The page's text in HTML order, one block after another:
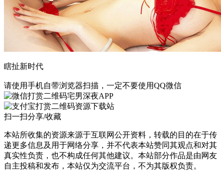
瞎扯新时代
请使用手机自带浏览器扫描，一定不要使用QQ微信
宅男深夜APP
资源下载站
扫一扫分享/收藏
本站所收集的资源来源于互联网公开资料，转载的目的在于传
递更多信息及用于网络分享，并不代表本站赞同其观点和对其
真实性负责，也不构成任何其他建议。本站部分作品是由网友
自主投稿和发布，本站仅为交流平台，不为其版权负责。